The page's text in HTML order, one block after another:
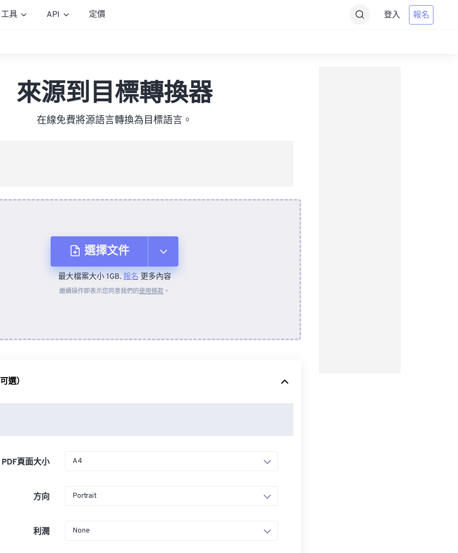
工具 API 定價 登入 報名
來源到目標轉換器
在線免費將源語言轉換為目標語言。
選擇文件
來自裝置
最大檔案大小 1GB.報名更多內容
繼續操作即表示您同意我們的使用條款 。
選）
PDF頁面大小 A4
方向 Portrait
利潤 None